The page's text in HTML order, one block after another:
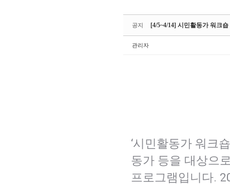
공지 [4/5~4/14] 시민활동가 워크숍
관리자
‘시민활동가 워크
동가 등을 대상으
프로그램입니다.